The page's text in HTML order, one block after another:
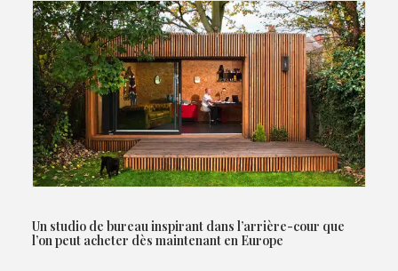
Un studio de bureau inspirant dans l’arrière-cour que
l’on peut acheter dès maintenant en Europe